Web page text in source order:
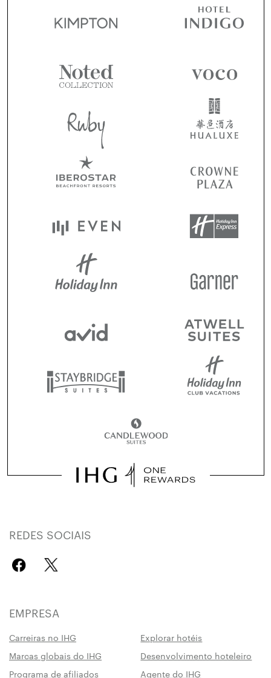
REDES SOCIAIS
EMPRESA
Carreiras no IHG
Explorar hotéis
Marcas globais do IHG
Desenvolvimento hoteleiro
Programa de afiliados
Agente do IHG